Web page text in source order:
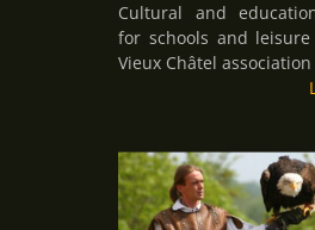
Cultural and
for schools and
Vieux Châtel association